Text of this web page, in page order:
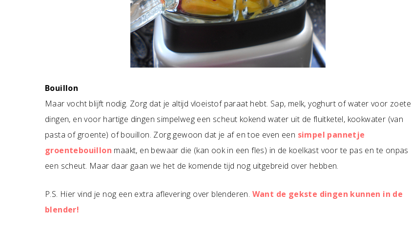
Bouillon
Maar vocht blijft nodig. Zorg dat je altijd vloeistof paraat hebt. Sap, melk, yoghurt of water voor zoete
dingen, en voor hartige dingen simpelweg een scheut kokend water uit de fluitketel, kookwater (van
pasta of groente) of bouillon. Zorg gewoon dat je af en toe even een simpel pannetje
groentebouillon maakt, en bewaar die (kan ook in een fles) in de koelkast voor te pas en te onpas
een scheut. Maar daar gaan we het de komende tijd nog uitgebreid over hebben.
P.S. Hier vind je nog een extra aflevering over blenderen. Want de gekste dingen kunnen in de
blender!